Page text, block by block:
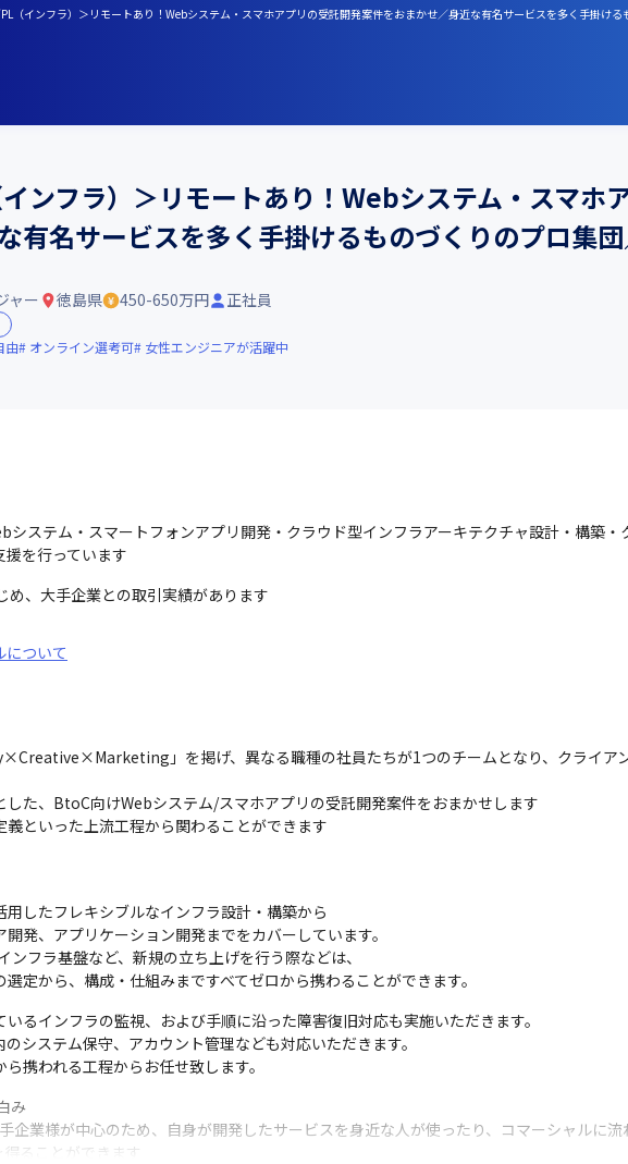
（インフラ）＞リモートあり！Webシステム・スマホアプリの受託開発案件をおまかせ／身近な有名サービスを多く手掛け
ンフラ）＞リモートあり！Webシステム・スマホ
有名サービスを多く手掛けるものづくりのプロ集
ャー 徳島県 450-650万円 正社員
由 オンライン選考可 女性エンジニアが活躍中
ステム・スマートフォンアプリ開発・クラウド型インフラアーキテクチャ設計・構築
を行っています
、大手企業との取引実績があります
について
」を掲げ、異なる職種の社員たちが1つのチームとなり、クライア
した、BtoC向けWebシステム/スマホアプリの受託開発案件をおまかせします
義といった上流工程から関わることができます
用したフレキシブルなインフラ設計・構築から
発、アプリケーション開発までをカバーしています。
ンフラ基盤など、新規の立ち上げを行う際などは、
定から、構成・仕組みまですべてゼロから携わることができます。
るインフラの監視、および手順に沿った障害復旧対応も実施いただきます。
システム保守、アカウント管理なども対応いただきます。
携われる工程からお任せ致します。
み
企業様が中心のため、自身が開発したサービスを身近な人が使ったり、コマーシャルに
得ることができます